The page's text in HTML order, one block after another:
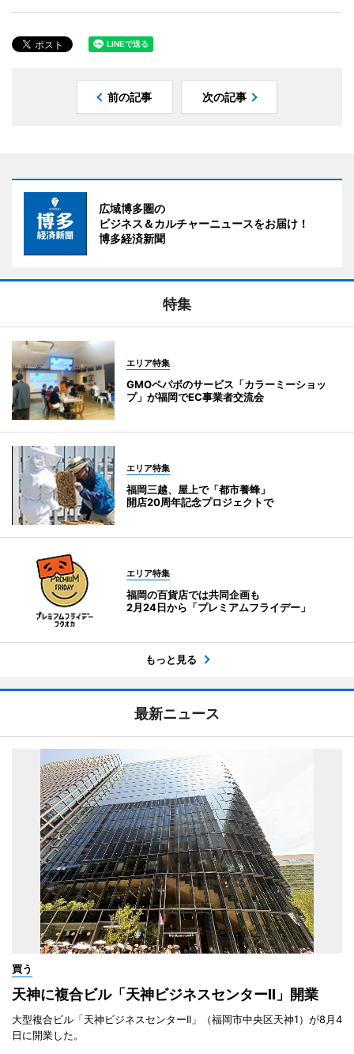
前の記事 次の記事
広域博多圏の
ビジネス＆カルチャーニュースをお届け！
博多経済新聞
特集
エリア特集
GMOペパボのサービス「カラーミーショッ
プ」が福岡でEC事業者交流会
エリア特集
福岡三越、屋上で「都市養蜂」
開店20周年記念プロジェクトで
エリア特集
福岡の百貨店では共同企画も
2月24日から「プレミアムフライデー」
もっと見る
最新ニュース
買う
天神に複合ビル「天神ビジネスセンターII」開業
大型複合ビル「天神ビジネスセンターII」（福岡市中央区天神1）が8月4
日に開業した。